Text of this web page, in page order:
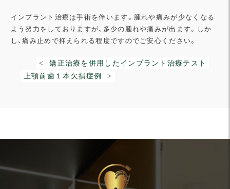
インプラント治療は手術を伴います。腫れや痛みが少なくなる
よう努力をしておりますが、多少の腫れや痛みが出ます。しか
し、痛み止めで抑えられる程度ですのでご安心ください。
< 矯正治療を併用したインプラント治療テスト
上顎前歯１本欠損症例 >